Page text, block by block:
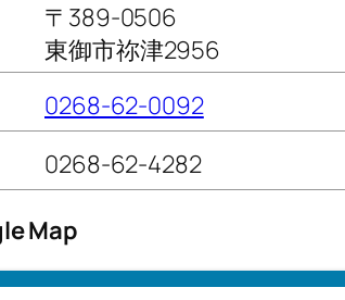
〒389-0506
東御市祢津2956
0268-62-0092
0268-62-4282
Map